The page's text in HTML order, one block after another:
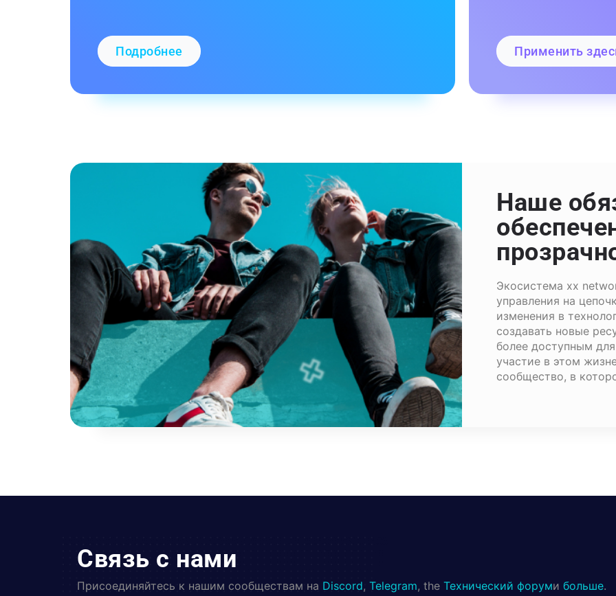
Подробнее Применить
Наше
Экосистема xx
управления на
изменения в
создавать новые
более доступным
участие в этом
сообщество, в
Связь с нами
Присоединяйтесь к нашим сообществам на Discord, Telegram, the Технический форуми больше.